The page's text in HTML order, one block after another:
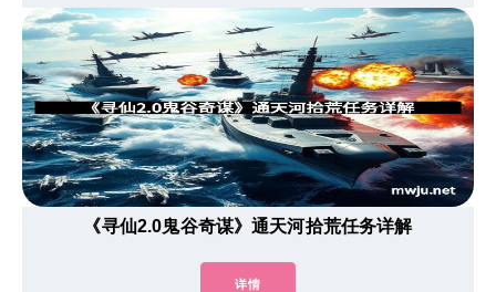
《寻仙2.0鬼谷奇谋》通天河拾荒任务详解
详情